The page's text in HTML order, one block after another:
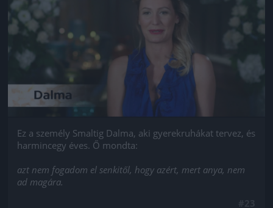
Ez a személy Smaltig Dalma, aki gyerekruhákat tervez, és
harmincegy éves. Ő mondta:
azt nem fogadom el senkitől, hogy azért, mert anya, nem
ad magára.